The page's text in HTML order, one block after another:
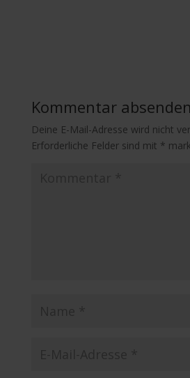
Kommentar absenden
Deine E-Mail-Adresse wird nicht
Erforderliche Felder sind mit *